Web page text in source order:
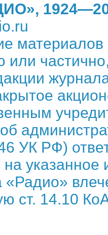
или
УК РФ)
указанное
«Радио»
ст. 14.10